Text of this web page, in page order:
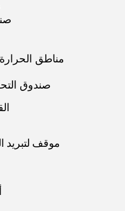
مناطق الحرارة: 11 منطقة (منطقة 4
صندوق
موقف لتبريد